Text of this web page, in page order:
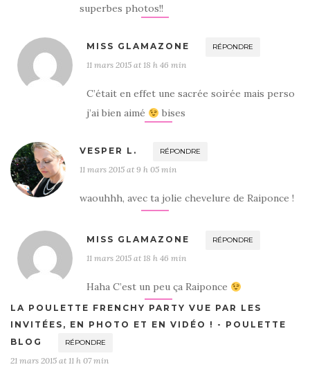
superbes photos!!
MISS GLAMAZONE RÉPONDRE
11 mars 2015 at 18 h 46 min
C’était en effet une sacrée soirée mais perso
j’ai bien aimé
bises
VESPER L. RÉPONDRE
11 mars 2015 at 9 h 05 min
waouhhh, avec ta jolie chevelure de Raiponce !
MISS GLAMAZONE RÉPONDRE
11 mars 2015 at 18 h 46 min
Haha C’est un peu ça Raiponce
LA POULETTE FRENCHY PARTY VUE PAR LES
INVITÉES, EN PHOTO ET EN VIDÉO ! - POULETTE
BLOG
RÉPONDRE
21 mars 2015 at 11 h 07 min